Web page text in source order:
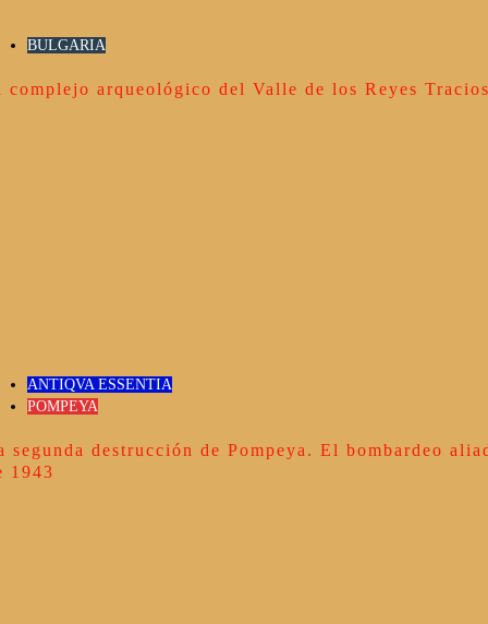
BULGARIA
complejo arqueológico del Valle de los Reyes
ANTIQVA ESSENTIA
POMPEYA
segunda destrucción de Pompeya. El bombardeo
1943